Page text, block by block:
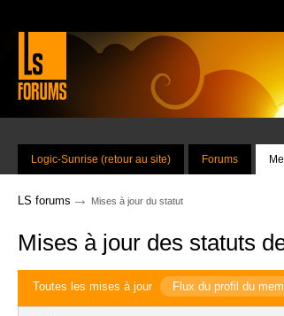
Logic-Sunrise (retour au site) Forums
LS forums → Mises à jour du statut
Mises à jour des statuts
Toutes les mises à jour Flux du profil du